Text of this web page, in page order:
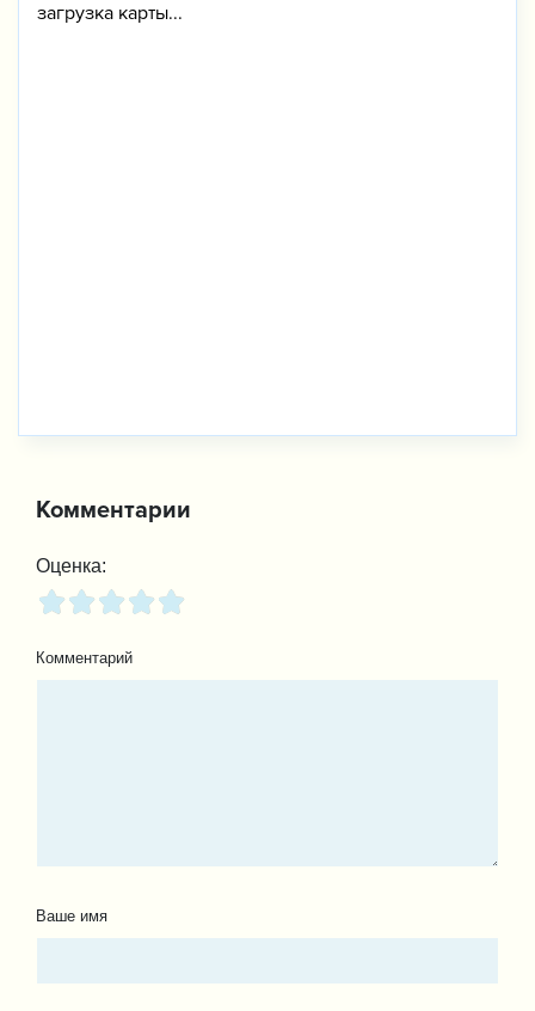
загрузка карты...
Комментарии
Оценка:
Комментарий
Ваше имя